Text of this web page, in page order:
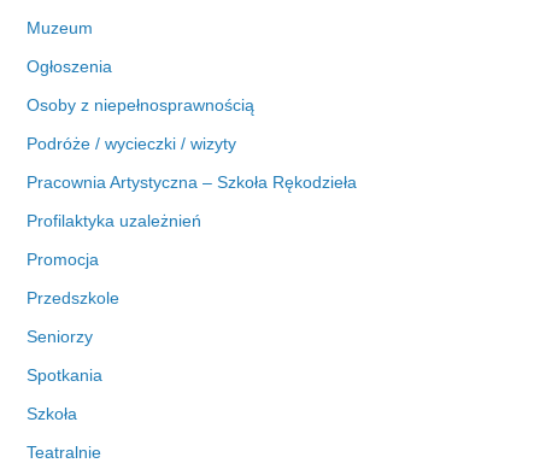
Muzeum
Ogłoszenia
Osoby z niepełnosprawnością
Podróże / wycieczki / wizyty
Pracownia Artystyczna – Szkoła Rękodzieła
Profilaktyka uzależnień
Promocja
Przedszkole
Seniorzy
Spotkania
Szkoła
Teatralnie